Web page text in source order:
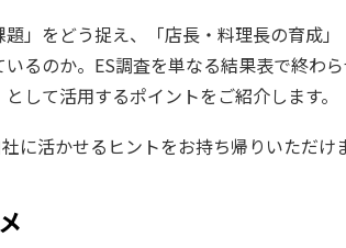
」をどう捉え、「店長・料理長の育成」
いるのか。ES調査を単なる結果表で終わ
して活用するポイントをご紹介します。
に活かせるヒントをお持ち帰りいただけ